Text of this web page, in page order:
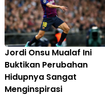
Jordi Onsu Mualaf Ini
Buktikan Perubahan
Hidupnya Sangat
Menginspirasi